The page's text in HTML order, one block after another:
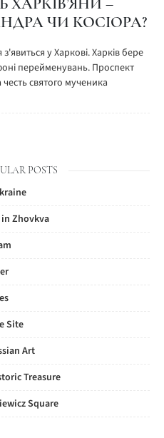
ЧИ КОСІОРА?
у Харкові. Харків бере
перейменувань. Проспект
святого мученика
POSTS
Zhovkva
Site
Art
Treasure
Square